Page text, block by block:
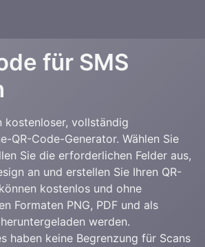
für SMS
kostenloser, vollständig
QR-Code-Generator. Wählen Sie
Sie die erforderlichen Felder aus,
an und erstellen Sie Ihren QR-
kostenlos und ohne
Formaten PNG, PDF und als
werden.
haben keine Begrenzung für Scans